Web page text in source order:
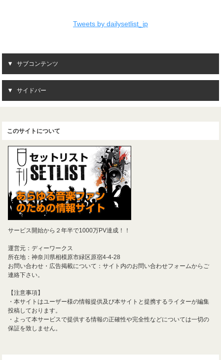
Tweets by dailysetlist_jp
サブコンテンツ
サイドバー
このサイトについて
サービス開始から２年半で1000万PV達成！！
運営元：ディーワークス
所在地：神奈川県相模原市緑区原宿4-4-28
お問い合わせ・広告掲載について：サイト内のお問い合わせフォームからご
連絡下さい。
【注意事項】
・本サイトはユーザー様の情報提供及び本サイトと提携するライターが編集
投稿しております。
・よって本サービスで提供する情報の正確性や完全性などについては一切の
保証を致しません。